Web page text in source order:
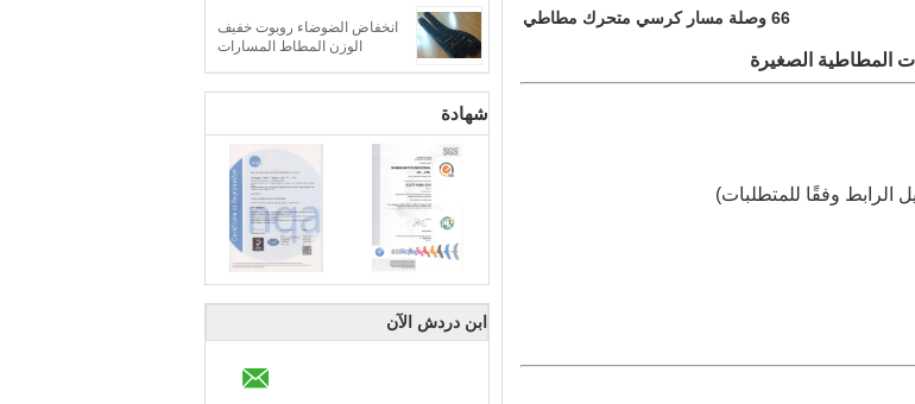
انخفاض الضوضاء روبوت خفيف
الوزن المطاط المسارات
شهادة
ابن دردش الآن
66 وصلة مسار كرسي متحرك مطاطي
المطاطية الصغيرة